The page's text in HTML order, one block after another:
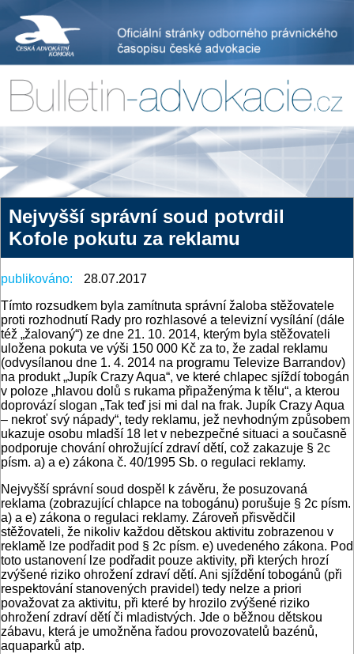
Nejvyšší správní soud potvrdil
Kofole pokutu za reklamu
publikováno:
28.07.2017
Tímto rozsudkem byla zamítnuta správní žaloba stěžovatele
proti rozhodnutí Rady pro rozhlasové a televizní vysílání (dále
též „žalovaný“) ze dne 21. 10. 2014, kterým byla stěžovateli
uložena pokuta ve výši 150 000 Kč za to, že zadal reklamu
(odvysílanou dne 1. 4. 2014 na programu Televize Barrandov)
na produkt „Jupík Crazy Aqua“, ve které chlapec sjíždí tobogán
v poloze „hlavou dolů s rukama připaženýma k tělu“, a kterou
doprovází slogan „Tak teď jsi mi dal na frak. Jupík Crazy Aqua
– nekroť svý nápady“, tedy reklamu, jež nevhodným způsobem
ukazuje osobu mladší 18 let v nebezpečné situaci a současně
podporuje chování ohrožující zdraví dětí, což zakazuje § 2c
písm. a) a e) zákona č. 40/1995 Sb. o regulaci reklamy.
Nejvyšší správní soud dospěl k závěru, že posuzovaná
reklama (zobrazující chlapce na tobogánu) porušuje § 2c písm.
a) a e) zákona o regulaci reklamy. Zároveň přisvědčil
stěžovateli, že nikoliv každou dětskou aktivitu zobrazenou v
reklamě lze podřadit pod § 2c písm. e) uvedeného zákona. Pod
toto ustanovení lze podřadit pouze aktivity, při kterých hrozí
zvýšené riziko ohrožení zdraví dětí. Ani sjíždění tobogánů (při
respektování stanovených pravidel) tedy nelze a priori
považovat za aktivitu, při které by hrozilo zvýšené riziko
ohrožení zdraví dětí či mladistvých. Jde o běžnou dětskou
zábavu, která je umožněna řadou provozovatelů bazénů,
aquaparků atp.